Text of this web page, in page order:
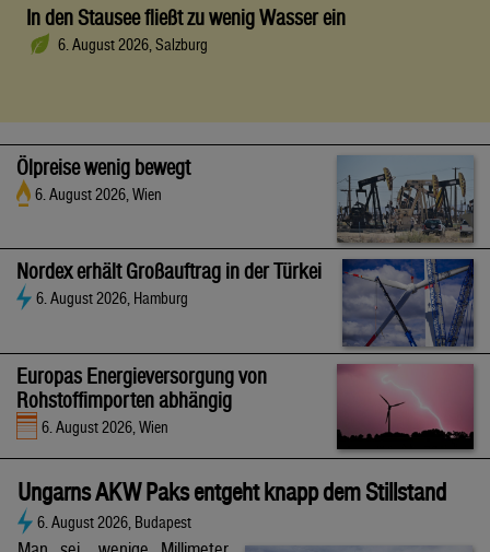
In den Stausee fließt zu wenig Wasser ein
6. August 2026, Salzburg
Ölpreise wenig bewegt
6. August 2026, Wien
Nordex erhält Großauftrag in der Türkei
6. August 2026, Hamburg
Europas Energieversorgung von
Rohstoffimporten abhängig
6. August 2026, Wien
Ungarns AKW Paks entgeht knapp dem Stillstand
6. August 2026, Budapest